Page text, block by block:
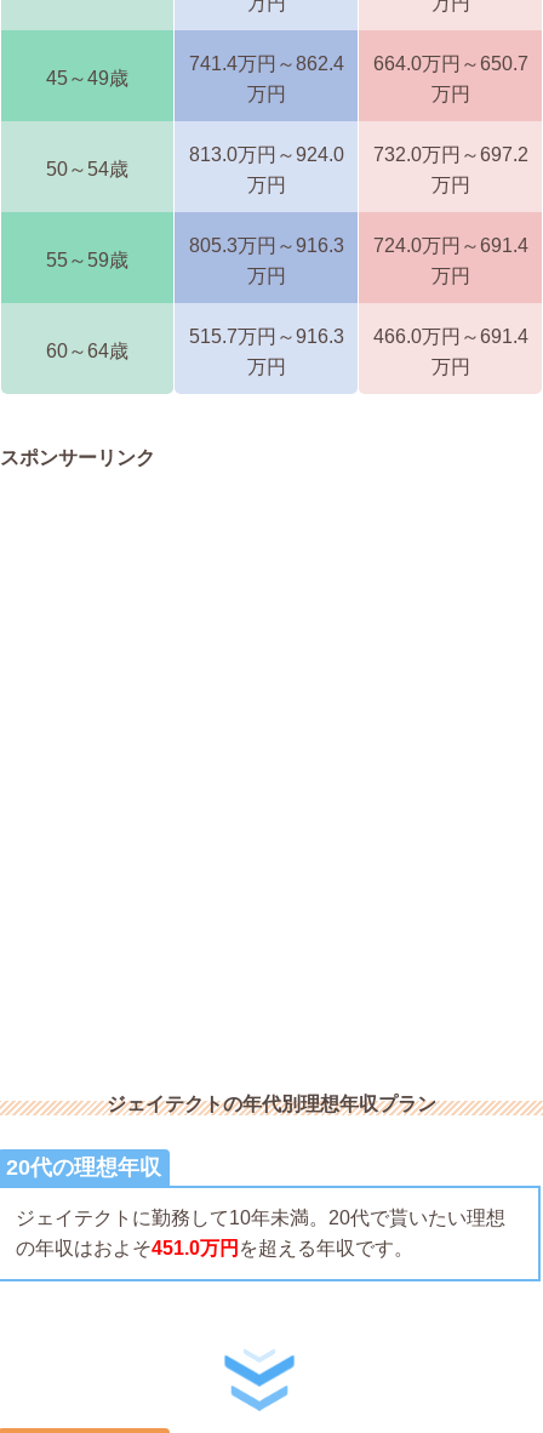
45～49歳
741.4万円～862.4
万円
664.0万円～650.7
万円
50～54歳
813.0万円～924.0
万円
732.0万円～697.2
万円
55～59歳
805.3万円～916.3
万円
724.0万円～691.4
万円
60～64歳
515.7万円～916.3
万円
466.0万円～691.4
万円
スポンサーリンク
ジェイテクトの年代別理想年収プラン
20代の理想年収
ジェイテクトに勤務して10年未満。20代で貰いたい理想
の年収はおよそ451.0万円 を超える年収です。